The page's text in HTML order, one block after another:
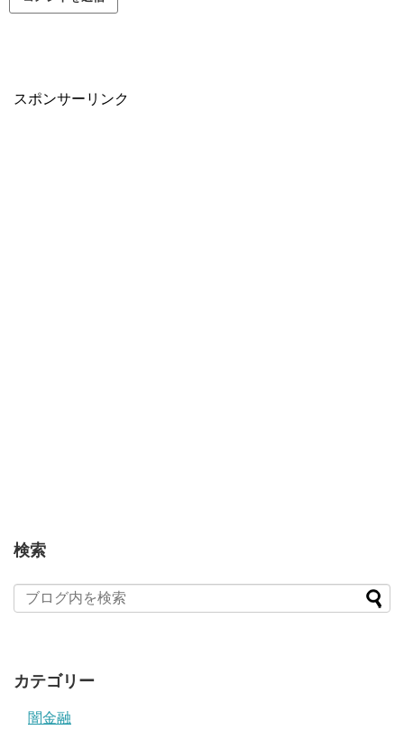
スポンサーリンク
検索
カテゴリー
闇金融